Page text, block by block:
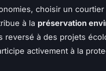
choisir un
à la préservation
reversé à des projets
activement à la